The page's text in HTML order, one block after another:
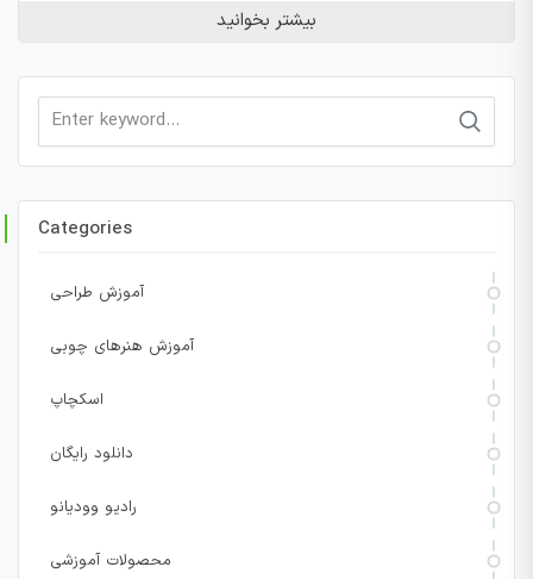
بیشتر بخوانید
Search
Categories
آموزش طراحی
آموزش هنرهای چوبی
اسکچاپ
دانلود رایگان
رادیو وودیانو
محصولات آموزشی